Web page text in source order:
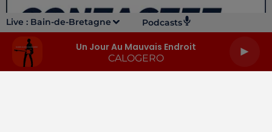
Live : Bain-de-Bretagne Podcasts
Un Jour Au Mauvais Endroit
CALOGERO